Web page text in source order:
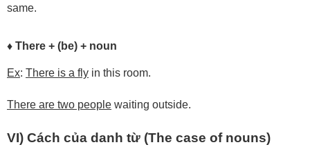
same.
♦ There + (be) + noun
Ex: There is a fly in this room.
There are two people waiting outside.
VI) Cách của danh từ (The case of nouns)